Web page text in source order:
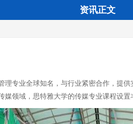
资讯正文
专业全球知名，与行业紧密合作，提
领域，思特雅大学的传媒专业课程设